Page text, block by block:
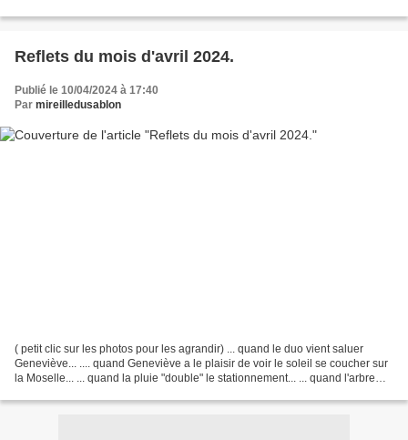
Reflets du mois d'avril 2024.
Publié le 10/04/2024 à 17:40
Par mireilledusablon
( petit clic sur les photos pour les agrandir) ... quand le duo vient saluer
Geneviève... .... quand Geneviève a le plaisir de voir le soleil se coucher sur
la Moselle... ... quand la pluie "double" le stationnement... ... quand l'arbre